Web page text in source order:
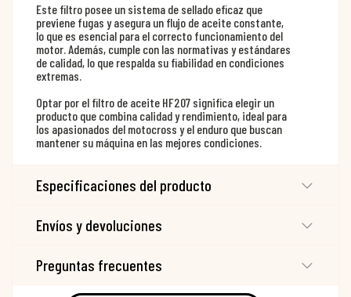
Este filtro posee un sistema de sellado eficaz que
previene fugas y asegura un flujo de aceite constante,
lo que es esencial para el correcto funcionamiento del
motor. Además, cumple con las normativas y estándares
de calidad, lo que respalda su fiabilidad en condiciones
extremas.
Optar por el filtro de aceite HF207 significa elegir un
producto que combina calidad y rendimiento, ideal para
los apasionados del motocross y el enduro que buscan
mantener su máquina en las mejores condiciones.
Especificaciones del producto
Envíos y devoluciones
Preguntas frecuentes